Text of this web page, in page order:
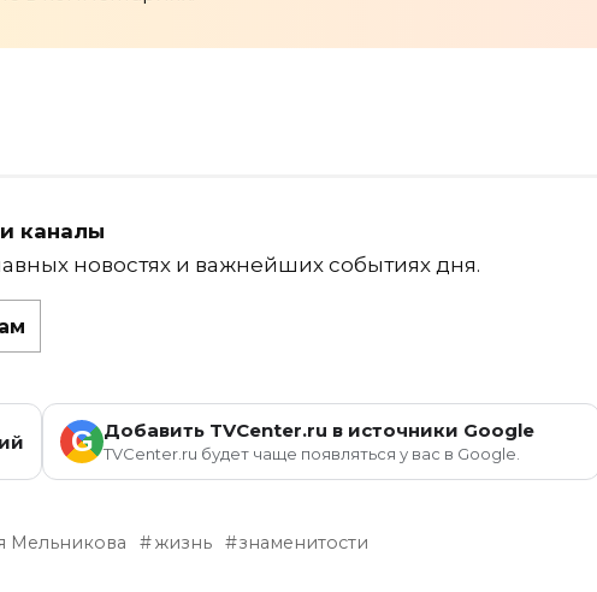
каналы
новостях и важнейших событиях дня.
G Добавить TVCenter.ru в источники Google
TVCenter.ru будет чаще появляться у вас в Google.
Мельникова жизнь
знаменитости